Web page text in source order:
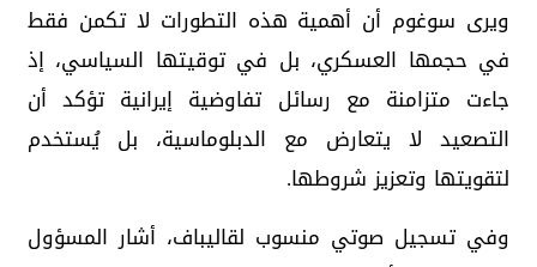
ويرى سوغوم أن أهمية هذه التطورات لا تكمن فقط
في حجمها العسكري، بل في توقيتها السياسي، إذ
جاءت متزامنة مع رسائل تفاوضية إيرانية تؤكد أن
التصعيد لا يتعارض مع الدبلوماسية، بل يُستخدم
لتقويتها وتعزيز شروطها.
وفي تسجيل صوتي منسوب لقاليباف، أشار المسؤول